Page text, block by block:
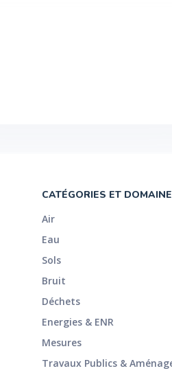
CATÉGORIES ET
Air
Eau
Sols
Bruit
Déchets
Energies & ENR
Mesures
Travaux Publics &